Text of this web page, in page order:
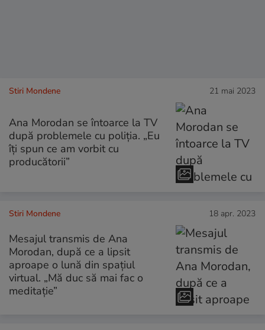
Stiri Mondene 21 mai 2023
Ana Morodan se întoarce la TV
după problemele cu poliția. „Eu
îți spun ce am vorbit cu
producătorii”
Stiri Mondene 18 apr. 2023
Mesajul transmis de Ana
Morodan, după ce a lipsit
aproape o lună din spațiul
virtual. „Mă duc să mai fac o
meditație”